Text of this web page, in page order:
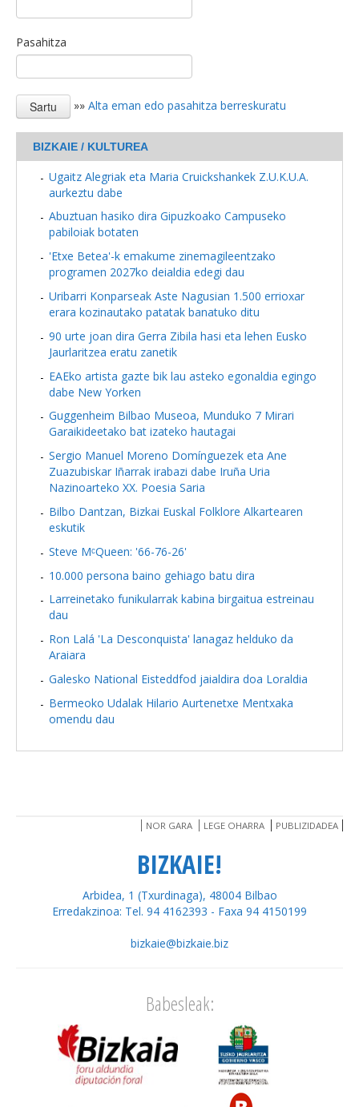
Pasahitza
»» Alta eman edo pasahitza berreskuratu
BIZKAIE / KULTUREA
Ugaitz Alegriak eta Maria Cruickshankek Z.U.K.U.A.
aurkeztu dabe
Abuztuan hasiko dira Gipuzkoako Campuseko
pabiloiak botaten
'Etxe Betea'-k emakume zinemagileentzako
programen 2027ko deialdia edegi dau
Uribarri Konparseak Aste Nagusian 1.500 errioxar
erara kozinautako patatak banatuko ditu
90 urte joan dira Gerra Zibila hasi eta lehen Eusko
Jaurlaritzea eratu zanetik
EAEko artista gazte bik lau asteko egonaldia egingo
dabe New Yorken
Guggenheim Bilbao Museoa, Munduko 7 Mirari
Garaikideetako bat izateko hautagai
Sergio Manuel Moreno Domínguezek eta Ane
Zuazubiskar Iñarrak irabazi dabe Iruña Uria
Nazinoarteko XX. Poesia Saria
Bilbo Dantzan, Bizkai Euskal Folklore Alkartearen
eskutik
Steve MᶜQueen: '66-76-26'
10.000 persona baino gehiago batu dira
Larreinetako funikularrak kabina birgaitua estreinau
dau
Ron Lalá 'La Desconquista' lanagaz helduko da
Araiara
Galesko National Eisteddfod jaialdira doa Loraldia
Bermeoko Udalak Hilario Aurtenetxe Mentxaka
omendu dau
NOR GARA LEGE OHARRA PUBLIZIDADEA
BIZKAIE!
Arbidea, 1 (Txurdinaga), 48004 Bilbao
Erredakzinoa: Tel. 94 4162393 - Faxa 94 4150199
bizkaie@bizkaie.biz
Babesleak: